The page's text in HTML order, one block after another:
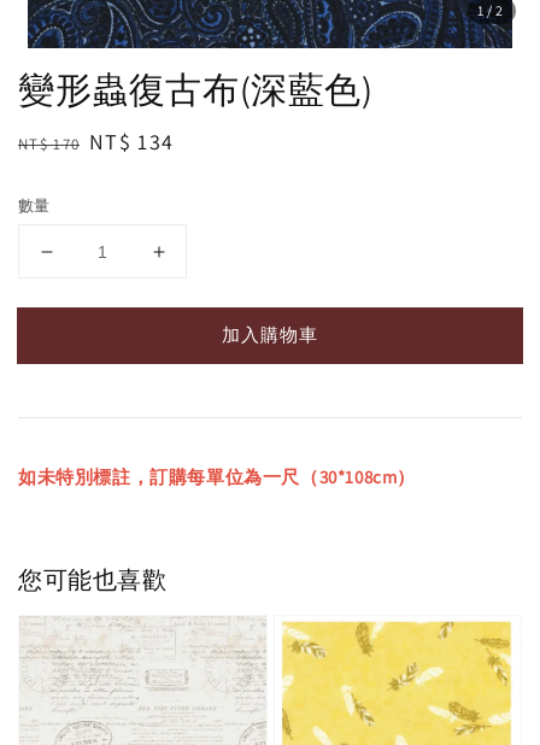
1/2
變形蟲復古布(深藍色)
Regular
NT$ 170 Sale
NT$ 134
數量
加入購物車
如未特別標註，訂購每單位為一尺（30*108cm）
您可能也喜歡